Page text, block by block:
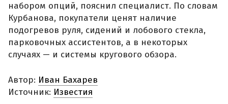
набором опций, пояснил специалист. По словам
Курбанова, покупатели ценят наличие
подогревов руля, сидений и лобового стекла,
парковочных ассистентов, а в некоторых
случаях — и системы кругового обзора.
Автор: Иван Бахарев
Источник: Известия